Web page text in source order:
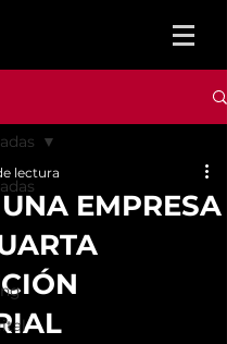
EMPRESA
lectura